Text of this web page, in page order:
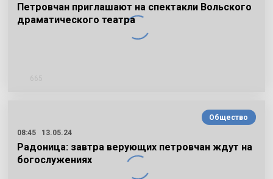
Петровчан приглашают на спектакли Вольского
драматического театра
Общество
08:45
13.05.24
Радоница: завтра верующих петровчан ждут на
богослужениях